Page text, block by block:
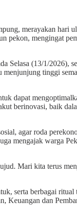
merayakan hari
mengingat
Selasa (13/1/2026),
tinggi
dapat
berinovasi, baik
agar roda
mengajak warga
Mari kita terus
serta berbagai
dan